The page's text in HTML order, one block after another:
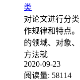
类
对论文进行分
作规律和特点
的领域、对象
方法就
2020-09-23
阅读量: 58114